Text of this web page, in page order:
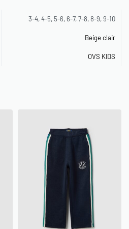
3-4, 4-5, 5-6, 6-7, 7-8, 8-9, 9-10
Beige clair
OVS KIDS